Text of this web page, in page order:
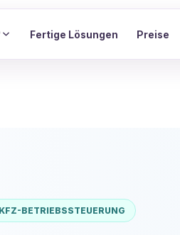
Fertige Lösungen Preise
KFZ-BETRIEBSSTEUERUNG